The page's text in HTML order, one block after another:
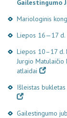
Gailestingumo
Mariologinis
Liepos 16—17 d.
Liepos 10–17 d.
Jurgio Matulaičio
atlaidai
Išleistas bukletas
Gailestingumo